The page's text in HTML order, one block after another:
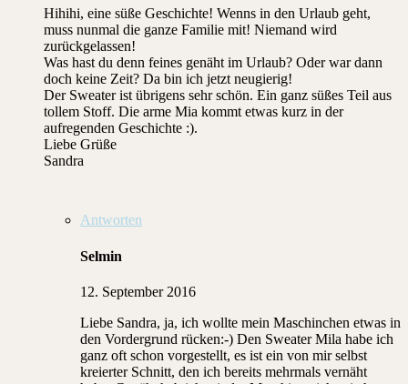
Hihihi, eine süße Geschichte! Wenns in den Urlaub geht,
muss nunmal die ganze Familie mit! Niemand wird
zurückgelassen!
Was hast du denn feines genäht im Urlaub? Oder war dann
doch keine Zeit? Da bin ich jetzt neugierig!
Der Sweater ist übrigens sehr schön. Ein ganz süßes Teil aus
tollem Stoff. Die arme Mia kommt etwas kurz in der
aufregenden Geschichte :).
Liebe Grüße
Sandra
Antworten
Selmin
12. September 2016
Liebe Sandra, ja, ich wollte mein Maschinchen etwas in
den Vordergrund rücken:-) Den Sweater Mila habe ich
ganz oft schon vorgestellt, es ist ein von mir selbst
kreierter Schnitt, den ich bereits mehrmals vernäht